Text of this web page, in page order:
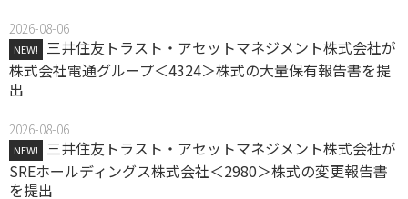
2026-08-06
NEW!
三井住友トラスト・アセットマネジメント株式会社が
株式会社電通グループ＜4324＞株式の大量保有報告書を提
出
2026-08-06
NEW!
三井住友トラスト・アセットマネジメント株式会社が
SREホールディングス株式会社＜2980＞株式の変更報告書
を提出